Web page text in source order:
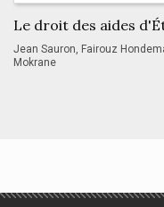
Le droit des aides
Jean Sauron, Fairouz
Mokrane